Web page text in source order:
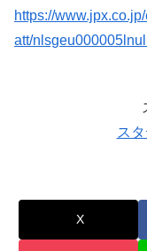
https://
att/
ス
X